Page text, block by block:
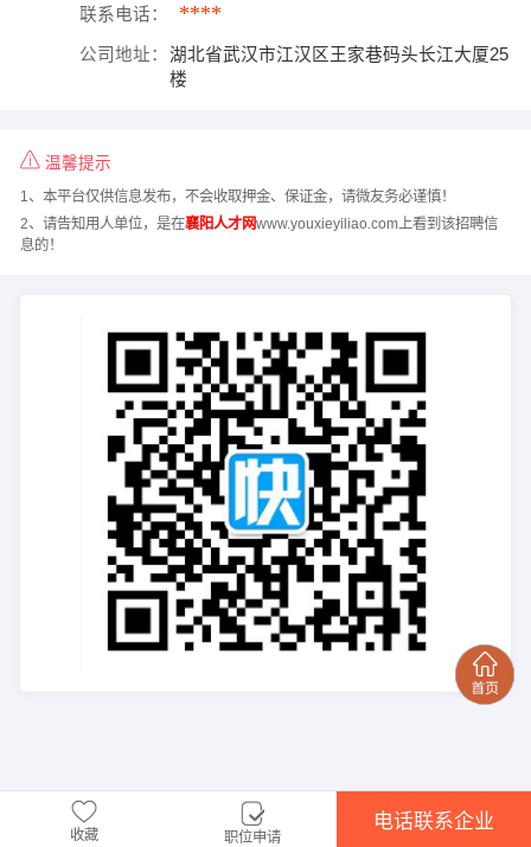
联系电话： ****
公司地址：
湖北省武汉市江汉区王家巷码头长江大厦25
楼
温馨提示
1、本平台仅供信息发布，不会收取押金、保证金，请微友务必谨慎！
2、请告知用人单位，是在襄阳人才网www.youxieyiliao.com上看到该招聘信
息的！
收藏 职位申请
电话联系企业